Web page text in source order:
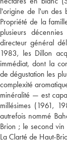
l'origine de l'un des
Propriété de la
plusieurs
directeur général
1983, les Dillon
immédiat, dont la
de dégustation les
complexité
minéralité — est
millésimes (1961,
autrefois nommé
Brion ; le second